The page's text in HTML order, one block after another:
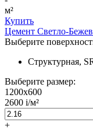
м²
Купить
Цемент Светло-
Выберите
Структурная,
Выберите размер:
1200x600
2600 i/м²
+